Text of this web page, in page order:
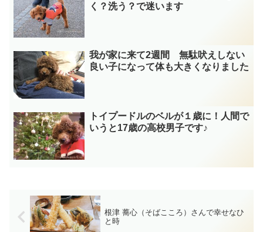
く？洗う？で迷います
我が家に来て2週間 無駄吠えしない
良い子になって体も大きくなりました
トイプードルのベルが１歳に！人間で
いうと17歳の高校男子です♪
根津 蕎心（そばこころ）さんで幸せなひ
と時